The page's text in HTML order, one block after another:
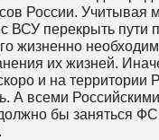
России. Учитывая
ВСУ перекрыть пути
жизненно
их жизней.
и на территории
А всеми
бы заняться